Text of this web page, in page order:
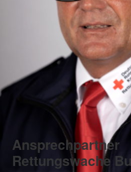
Ansprechpartner
Rettungswache